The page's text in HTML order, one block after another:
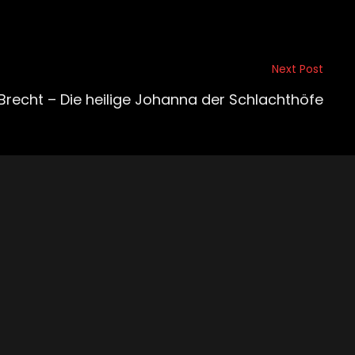
Next Post
– Die heilige Johanna der Schlachthöfe